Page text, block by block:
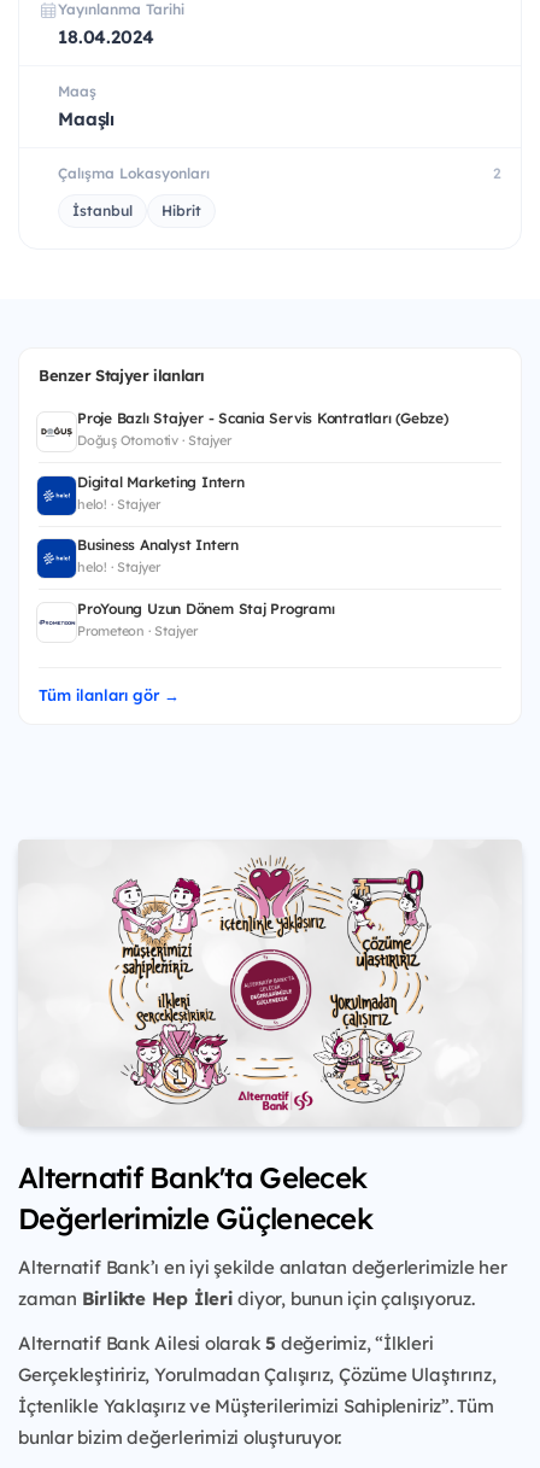
Yayınlanma Tarihi
18.04.2024
Maaş
Maaşlı
Çalışma Lokasyonları 2
İstanbul Hibrit
Benzer Stajyer ilanları
Proje Bazlı Stajyer - Scania Servis Kontratları (Gebze)
Doğuş Otomotiv · Stajyer
Digital Marketing Intern
helo! · Stajyer
Business Analyst Intern
helo! · Stajyer
ProYoung Uzun Dönem Staj Programı
Prometeon · Stajyer
Tüm ilanları gör →
Alternatif Bank'ta Gelecek
Değerlerimizle Güçlenecek
Alternatif Bank’ı en iyi şekilde anlatan değerlerimizle her
zaman Birlikte Hep İleridiyor, bunun için çalışıyoruz.
Alternatif Bank Ailesi olarak5 değerimiz, “İlkleri
Gerçekleştiririz, Yorulmadan Çalışırız, Çözüme Ulaştırırız,
İçtenlikle Yaklaşırız ve Müşterilerimizi Sahipleniriz”. Tüm
bunlar bizim değerlerimizi oluşturuyor.